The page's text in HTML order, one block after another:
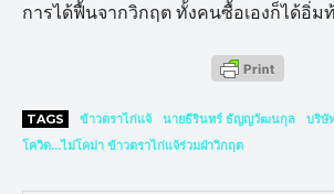
การได้ฟื้นจากวิกฤต ทั้งคนซื้อเองก็ได้อิ่ม
TAGS ข้าวตราไก่แจ้ นายธีรินทร์ ธัญญวัฒนกุล
บริษั
โควิด...ไม่โคม่า ข้าวตราไก่แจ้ร่วมฝ่าวิกฤต